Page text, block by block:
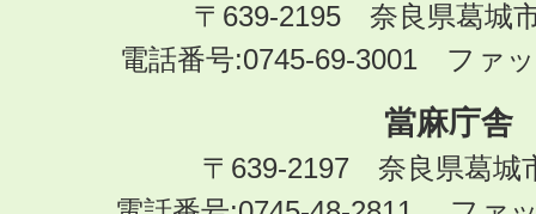
〒639-2195 奈良県葛城
電話番号:0745-69-3001 ファ
當麻庁舎
〒639-2197 奈良県葛城